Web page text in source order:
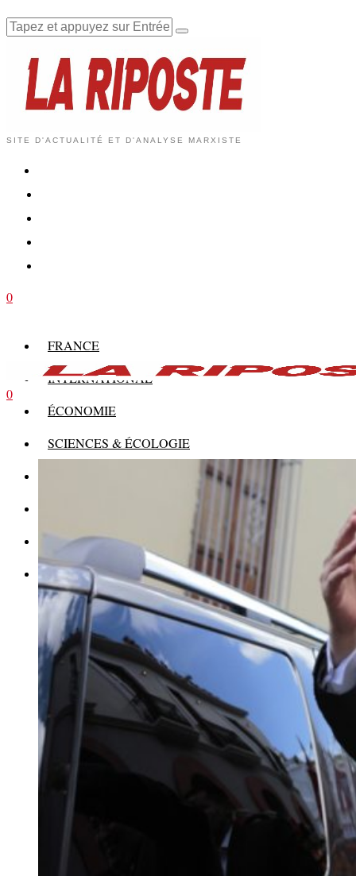
SITE D'ACTUALITÉ ET D'ANALYSE MARXISTE
0
FRANCE
INTERNATIONAL
ÉCONOMIE
SCIENCES & ÉCOLOGIE
CULTURE
MULTIMÉDIAS
0